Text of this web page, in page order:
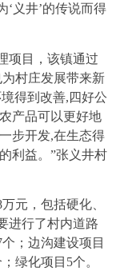
义井’的传说而得
项目，该镇通过
村庄发展带来新
得到改善,四好公
产品可以更好地
步开发,在生态得
利益。”张义井村
元，包括硬化、
进行了村内道路
；边沟建设项目
绿化项目5个。